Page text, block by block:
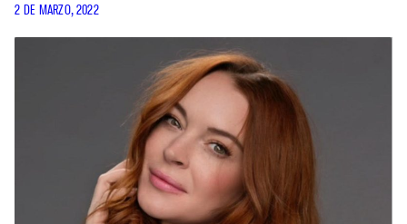
2 DE MARZO, 2022